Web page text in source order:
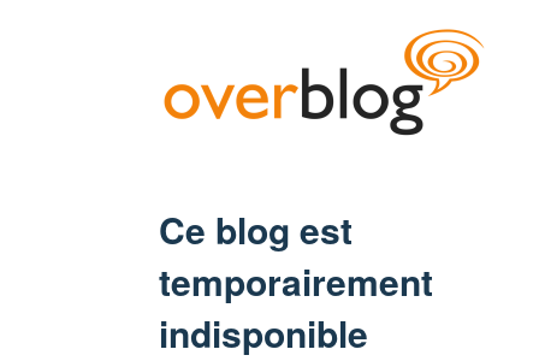
Ce blog est
temporairement
indisponible